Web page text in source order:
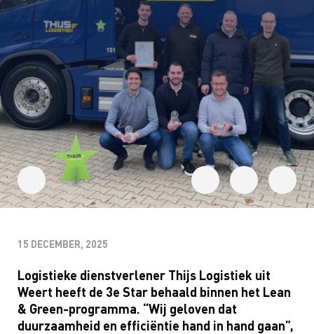
15 DECEMBER, 2025
Logistieke dienstverlener Thijs Logistiek uit
Weert heeft de 3e Star behaald binnen het Lean
& Green-programma. “Wij geloven dat
duurzaamheid en efficiëntie hand in hand gaan”,